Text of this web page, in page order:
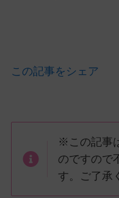
この記事をシェア
※この記事
のですので
す。ご了承